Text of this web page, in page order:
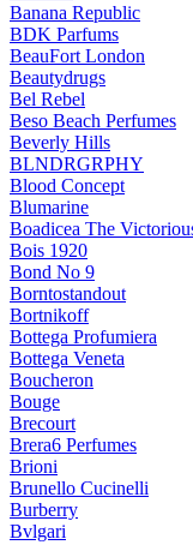
Banana Republic
BDK Parfums
BeauFort London
Beautydrugs
Bel Rebel
Beso Beach Perfumes
Beverly Hills
BLNDRGRPHY
Blood Concept
Blumarine
Boadicea The
Bois 1920
Bond No 9
Borntostandout
Bortnikoff
Bottega Profumiera
Bottega Veneta
Boucheron
Bouge
Brecourt
Brera6 Perfumes
Brioni
Brunello Cucinelli
Burberry
Bvlgari